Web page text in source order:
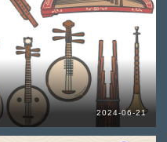
2024-06-21